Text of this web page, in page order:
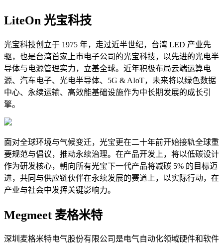
LiteOn 光宝科技
光宝科技创立于 1975 年，走过近半世纪，台湾 LED 产业先
驱，也是台湾首家上市电子公司的光宝科技，以先进的光电半
导体与电源管理实力，立基全球。近年积极布局云端运算电
源、汽车电子、光电半导体、5G & AIoT，未来将以绿色数据
中心、永续运输、高效能基础设施作为中长期发展的成长引
擎。
面对全球环境与气候变迁，光宝更在二十年前开始接轨全球重
要规范与倡议，推动永续治理。在产品开发上，将以低碳设计
作为研发核心，朝向所有光宝下一代产品将减碳 5% 的目标迈
进，共同与供应链伙伴在永续发展的赛道上，以实际行动，在
产业与社会中发挥关键影响力。
Megmeet 麦格米特
深圳麦格米特电气股份有限公司是电气自动化领域硬件和软件